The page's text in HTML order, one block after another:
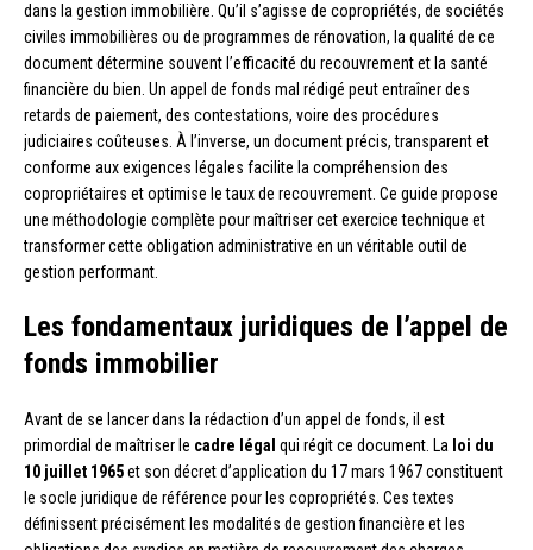
dans la gestion immobilière. Qu’il s’agisse de copropriétés, de sociétés
civiles immobilières ou de programmes de rénovation, la qualité de ce
document détermine souvent l’efficacité du recouvrement et la santé
financière du bien. Un appel de fonds mal rédigé peut entraîner des
retards de paiement, des contestations, voire des procédures
judiciaires coûteuses. À l’inverse, un document précis, transparent et
conforme aux exigences légales facilite la compréhension des
copropriétaires et optimise le taux de recouvrement. Ce guide propose
une méthodologie complète pour maîtriser cet exercice technique et
transformer cette obligation administrative en un véritable outil de
gestion performant.
Les fondamentaux juridiques de l’appel de
fonds immobilier
Avant de se lancer dans la rédaction d’un appel de fonds, il est
primordial de maîtriser le cadre légal qui régit ce document. La loi du
10 juillet 1965et son décret d’application du 17 mars 1967 constituent
le socle juridique de référence pour les copropriétés. Ces textes
définissent précisément les modalités de gestion financière et les